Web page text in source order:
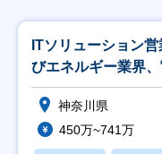
ITソリューション
びエネルギー業界、
神奈川県
450万~741万